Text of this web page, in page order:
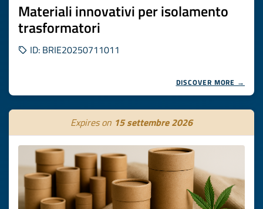
Materiali innovativi per isolamento
trasformatori
ID: BRIE20250711011
DISCOVER MORE →
Expires on 15 settembre 2026